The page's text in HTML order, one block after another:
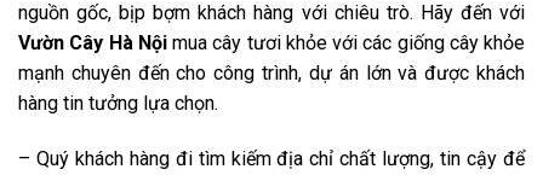
nguồn gốc, bịp bợm khách hàng với chiêu trò. Hãy đến với
Vườn Cây Hà Nội mua cây tươi khỏe với các giống cây khỏe
mạnh chuyên đến cho công trình, dự án lớn và được khách
hàng tin tưởng lựa chọn.
– Quý khách hàng đi tìm kiếm địa chỉ chất lượng, tin cậy để